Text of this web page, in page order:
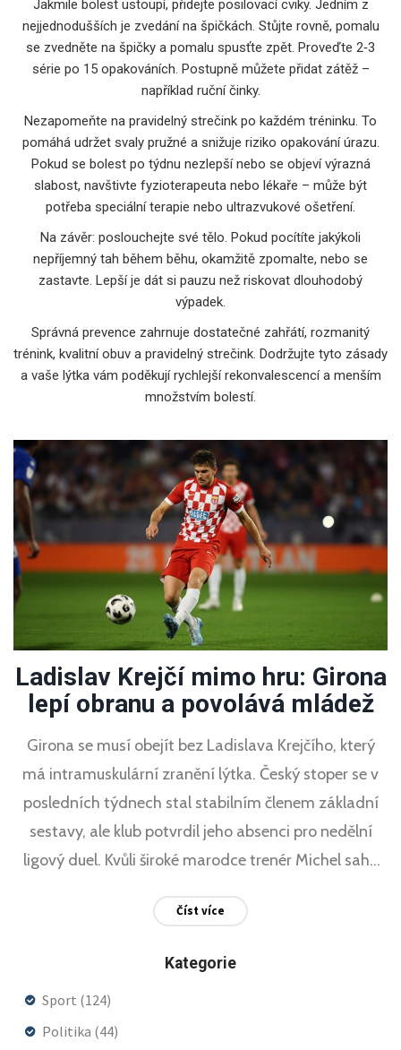
Jakmile bolest ustoupí, přidejte posilovací cviky. Jedním z
nejjednodušších je zvedání na špičkách. Stůjte rovně, pomalu
se zvedněte na špičky a pomalu spusťte zpět. Proveďte 2‑3
série po 15 opakováních. Postupně můžete přidat zátěž –
například ruční činky.
Nezapomeňte na pravidelný strečink po každém tréninku. To
pomáhá udržet svaly pružné a snižuje riziko opakování úrazu.
Pokud se bolest po týdnu nezlepší nebo se objeví výrazná
slabost, navštivte fyzioterapeuta nebo lékaře – může být
potřeba speciální terapie nebo ultrazvukové ošetření.
Na závěr: poslouchejte své tělo. Pokud pocítíte jakýkoli
nepříjemný tah během běhu, okamžitě zpomalte, nebo se
zastavte. Lepší je dát si pauzu než riskovat dlouhodobý
výpadek.
Správná prevence zahrnuje dostatečné zahřátí, rozmanitý
trénink, kvalitní obuv a pravidelný strečink. Dodržujte tyto zásady
a vaše lýtka vám poděkují rychlejší rekonvalescencí a menším
množstvím bolestí.
Ladislav Krejčí mimo hru: Girona
lepí obranu a povolává mládež
Girona se musí obejít bez Ladislava Krejčího, který
má intramuskulární zranění lýtka. Český stoper se v
posledních týdnech stal stabilním členem základní
sestavy, ale klub potvrdil jeho absenci pro nedělní
ligový duel. Kvůli široké marodce trenér Michel sahá
nominace zařadil šest hráčů z juniorky.
Číst více
Kategorie
Sport (124)
Politika (44)